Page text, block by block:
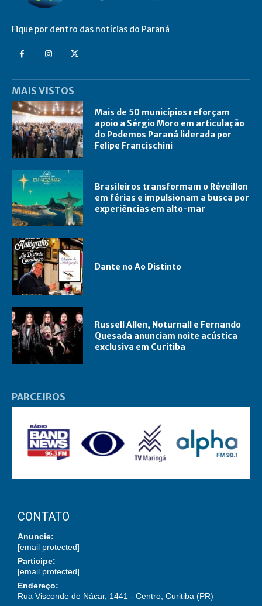
Fique por dentro das notícias do Paraná
MAIS VISTOS
Mais de 50 municípios reforçam
apoio a Sérgio Moro em articulação
do Podemos Paraná liderada por
Felipe Francischini
Brasileiros transformam o Réveillon
em férias e impulsionam a busca por
experiências em alto-mar
Dante no Ao Distinto
Russell Allen, Noturnall e Fernando
Quesada anunciam noite acústica
exclusiva em Curitiba
PARCEIROS
CONTATO
Anuncie:
[email protected]
Participe:
[email protected]
Endereço:
Rua Visconde de Nácar, 1441 - Centro, Curitiba (PR)